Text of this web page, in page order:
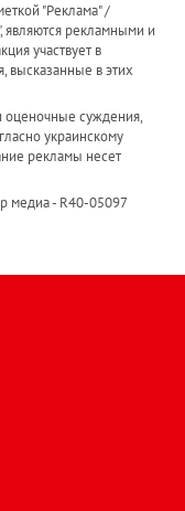
"Реклама" /
являются рекламными и
участвует в
высказанные в этих
оценочные суждения,
украинскому
рекламы несет
медиа - R40-05097